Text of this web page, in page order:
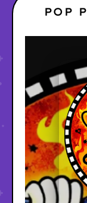
POP